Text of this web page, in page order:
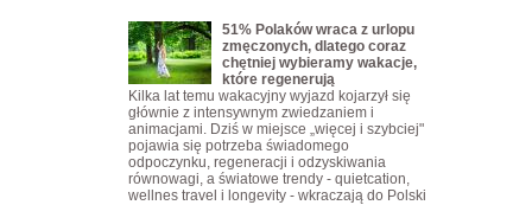
51% Polaków wraca z urlopu
zmęczonych, dlatego coraz
chętniej wybieramy wakacje,
które regenerują
Kilka lat temu wakacyjny wyjazd kojarzył się
głównie z intensywnym zwiedzaniem i
animacjami. Dziś w miejsce „więcej i szybciej"
pojawia się potrzeba świadomego
odpoczynku, regeneracji i odzyskiwania
równowagi, a światowe trendy - quietcation,
wellnes travel i longevity - wkraczają do Polski